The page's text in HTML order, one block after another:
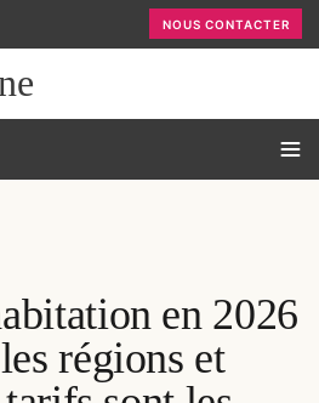
NOUS CONTACTER
en 2026
régions et